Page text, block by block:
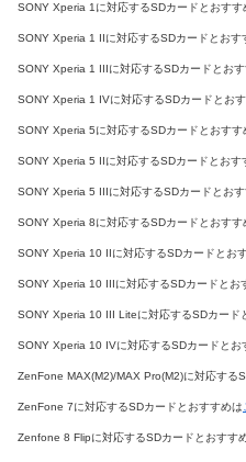
SONY Xperia 1に対応するSDカードとおすす
SONY Xperia 1 IIに対応するSDカードとおす
SONY Xperia 1 IIIに対応するSDカードとおす
SONY Xperia 1 IVに対応するSDカードとお
SONY Xperia 5に対応するSDカードとおすす
SONY Xperia 5 IIに対応するSDカードとおす
SONY Xperia 5 IIIに対応するSDカードとおす
SONY Xperia 8に対応するSDカードとおすす
SONY Xperia 10 IIに対応するSDカードとお
SONY Xperia 10 IIIに対応するSDカードとお
SONY Xperia 10 III Liteに対応するSDカード
SONY Xperia 10 IVに対応するSDカードとお
ZenFone MAX(M2)/MAX Pro(M2)に対応する
ZenFone 7に対応するSDカードとおすすめは
Zenfone 8 Flipに対応するSDカードとおすす